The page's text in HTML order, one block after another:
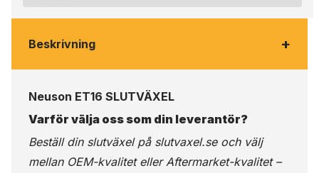
Beskrivning +
Neuson ET16 SLUTVÄXEL
Varför välja oss som din leverantör?
Beställ din slutväxel på slutvaxel.seoch välj
mellan OEM-kvalitet eller Aftermarket-kvalitet –